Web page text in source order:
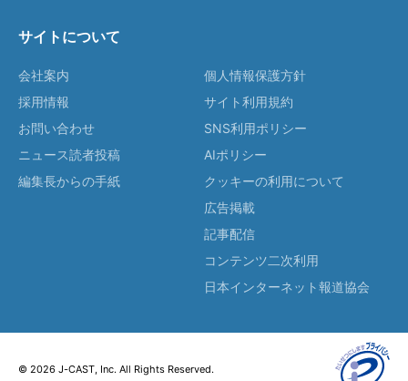
サイトについて
会社案内
採用情報
お問い合わせ
ニュース読者投稿
編集長からの手紙
個人情報保護方針
サイト利用規約
SNS利用ポリシー
AIポリシー
クッキーの利用について
広告掲載
記事配信
コンテンツ二次利用
日本インターネット報道協会
© 2026 J-CAST, Inc. All Rights Reserved.